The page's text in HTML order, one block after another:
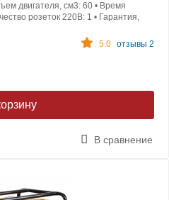
двигателя, см3: 60 • Время
розеток 220В: 1 • Гарантия,
5.0 отзывы 2
В сравнение